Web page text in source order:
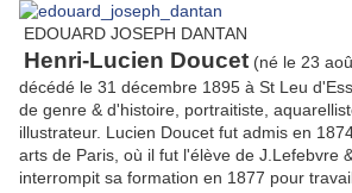
EDOUARD JOSEPH DANTAN
Henri-Lucien Doucet (né le 23
décédé le 31 décembre 1895 à St Leu
de genre & d'histoire, portraitiste,
illustrateur. Lucien Doucet fut admis en
arts de Paris, où il fut l'élève de J.Lefebvre
interrompit sa formation en 1877 pour